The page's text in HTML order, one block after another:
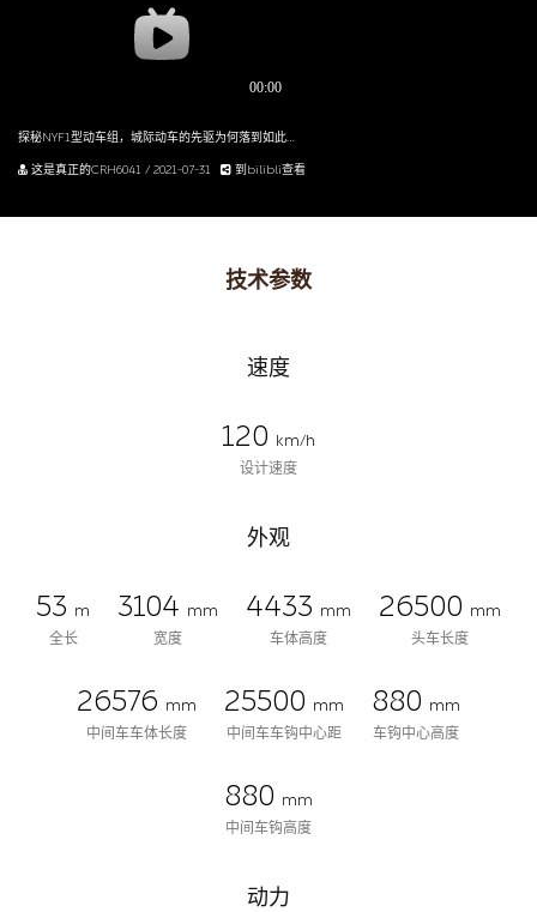
探秘NYF1型动车组，城际动车的先驱为何落到如此下场？
到bilibli查看
这是真正的CRH6041 / 2021-07-31
技术参数
速度
120 km/h
设计速度
外观
53 m
全长
3104 mm
宽度
4433 mm
车体高度
26500 mm
头车长度
26576 mm
中间车车体长度
25500 mm
中间车车钩中心距
880 mm
车钩中心高度
880 mm
中间车钩高度
动力